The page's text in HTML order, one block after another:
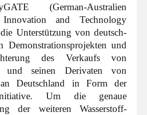
(German-Australien
and Technology
Unterstützung von deutsch-
Demonstrationsprojekten und
des Verkaufs von
und seinen Derivaten von
Deutschland in Form der
Initiative. Um die genaue
der weiteren Wasserstoff-